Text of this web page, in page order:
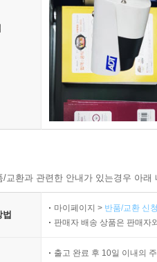
교환과 관련한 안내가 있는경우 아
마이페이지 > 반품/교환 신
판매자 배송 상품은 판매자
출고 완료 후 10일 이내의